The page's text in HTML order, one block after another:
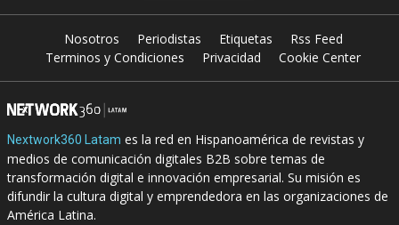
Nosotros Periodistas Etiquetas
Rss Feed
Terminos y Condiciones
Privacidad Cookie Center
Nextwork360 Latam es la red en Hispanoamérica de revistas y
medios de comunicación digitales B2B sobre temas de
transformación digital e innovación empresarial. Su misión es
difundir la cultura digital y emprendedora en las organizaciones de
América Latina.